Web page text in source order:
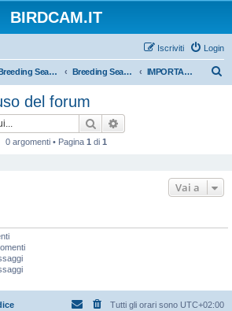
BIRDCAM.IT
Login
Iscriviti
Breeding Seasons 2011 Breeding Season 2011 IMPORTANTE: uso del forum
del forum
Cerca
0 argomenti • Pagina 1 di 1
Vai a
Tutti gli orari sono UTC+02:00